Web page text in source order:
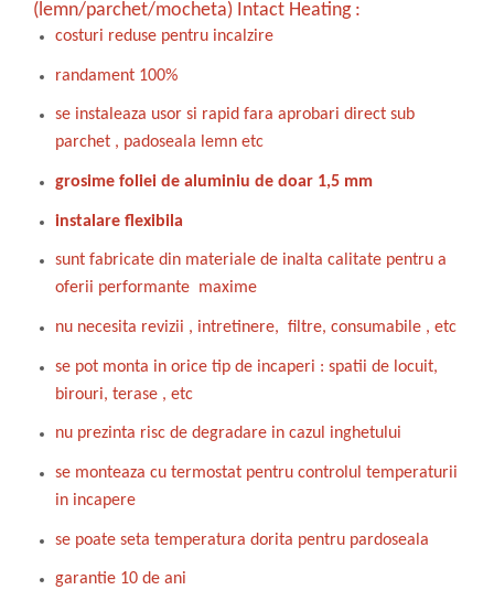
(lemn/parchet/mocheta) Intact Heating :
costuri reduse pentru incalzire
randament 100%
se instaleaza usor si rapid fara aprobari direct sub
parchet , padoseala lemn etc
grosime foliei de aluminiu de doar 1,5 mm
instalare flexibila
sunt fabricate din materiale de inalta calitate pentru a
oferii performante maxime
nu necesita revizii , intretinere, filtre, consumabile , etc
se pot monta in orice tip de incaperi : spatii de locuit,
birouri, terase , etc
nu prezinta risc de degradare in cazul inghetului
se monteaza cu termostat pentru controlul temperaturii
in incapere
se poate seta temperatura dorita pentru pardoseala
garantie 10 de ani